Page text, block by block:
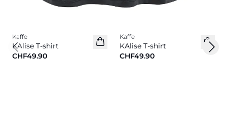
Kaffe
KAlise T-shirt
CHF49.90
Kaffe
KAlise T-shirt
CHF49.90
Previous slide